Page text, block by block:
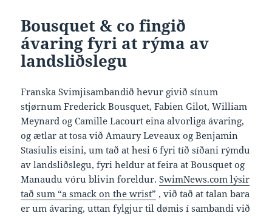
Bousquet & co fingið
ávaring fyri at rýma av
landsliðslegu
Franska Svimjisambandið hevur givið sínum
stjørnum Frederick Bousquet, Fabien Gilot, William
Meynard og Camille Lacourt eina alvorliga ávaring,
og ætlar at tosa við Amaury Leveaux og Benjamin
Stasiulis eisini, um tað at hesi 6 fyri tíð síðani rýmdu
av landsliðslegu, fyri heldur at feira at Bousquet og
Manaudu vóru blivin foreldur.SwimNews.com lýsir
tað sum “a smack on the wrist” , við tað at talan bara
er um ávaring, uttan fylgjur til dømis í sambandi við